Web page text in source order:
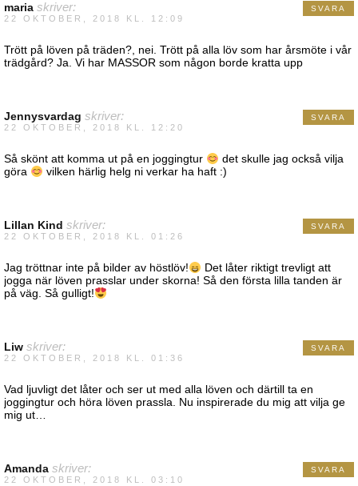
maria skriver:
22 OKTOBER, 2018 KL. 12:09
Trött på löven på träden?, nei. Trött på alla löv som har årsmöte i vår
trädgård? Ja. Vi har MASSOR som någon borde kratta upp
SVARA
Jennysvardag skriver:
22 OKTOBER, 2018 KL. 12:20
Så skönt att komma ut på en joggingtur
det skulle jag också vilja
göra
vilken härlig helg ni verkar ha haft :)
SVARA
Lillan Kind skriver:
22 OKTOBER, 2018 KL. 01:26
Jag tröttnar inte på bilder av höstlöv!
Det låter riktigt trevligt att
jogga när löven prasslar under skorna! Så den första lilla tanden är
på väg. Så gulligt!
SVARA
Liw skriver:
22 OKTOBER, 2018 KL. 01:36
Vad ljuvligt det låter och ser ut med alla löven och därtill ta en
joggingtur och höra löven prassla. Nu inspirerade du mig att vilja ge
mig ut…
SVARA
Amanda skriver:
22 OKTOBER, 2018 KL. 03:10
SVARA